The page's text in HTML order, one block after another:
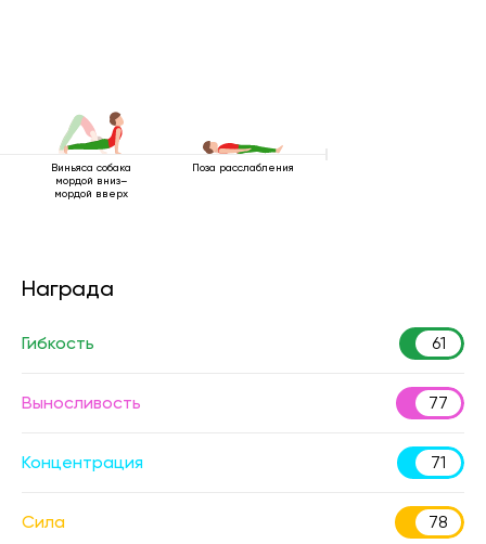
Виньяса собака
мордой вниз–
мордой вверх
Поза расслабления
Награда
Гибкость 61
Выносливость 77
Концентрация 71
Сила 78